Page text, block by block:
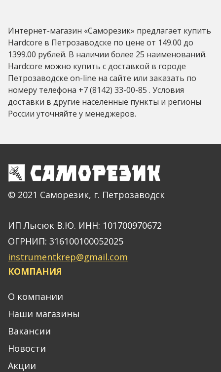
Интернет-магазин «Саморезик» предлагает купить
Hardcore в Петрозаводске по цене от 149.00 до
1399.00 рублей. В наличии более 25 наименований.
Hardcore можно купить с доставкой в городе
Петрозаводске on-line на сайте или заказать по
номеру телефона +7 (8142) 33-00-85 . Условия
доставки в другие населенные пункты и регионы
России уточняйте у менеджеров.
© 2021 Саморезик, г. Петрозаводск
ИП Лысюк В.Ю. ИНН: 101700970672
ОГРНИП: 316100100052025
instrumentkrep@gmail.com
КОМПАНИЯ
О компании
Наши магазины
Вакансии
Новости
Акции